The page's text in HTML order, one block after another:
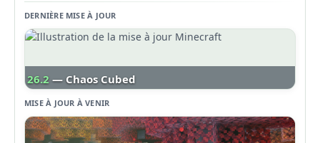
DERNIÈRE MISE À JOUR
26.2 — Chaos Cubed
MISE À JOUR À VENIR